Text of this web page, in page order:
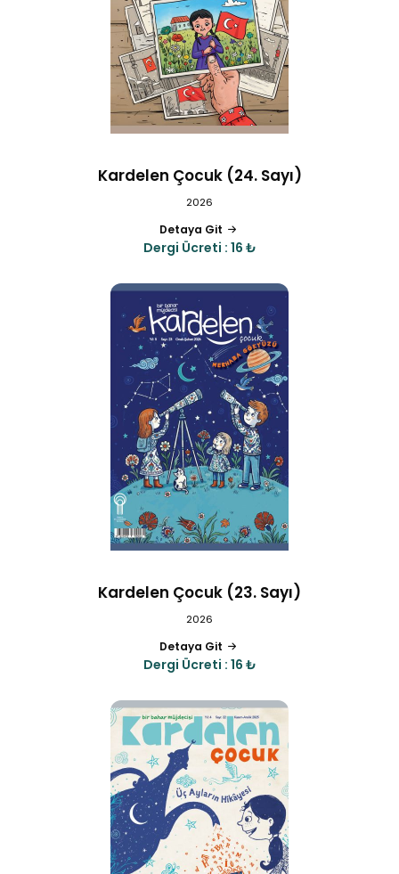
Kardelen Çocuk (24. Sayı)
2026
Detaya Git
Dergi Ücreti : 16 ₺
Kardelen Çocuk (23. Sayı)
2026
Detaya Git
Dergi Ücreti : 16 ₺